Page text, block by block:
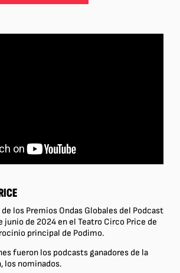
los Premios Ondas Globales del Podcast
junio de 2024 en el Teatro Circo Price de
principal de Podimo.
fueron los podcasts ganadores de la
los nominados.